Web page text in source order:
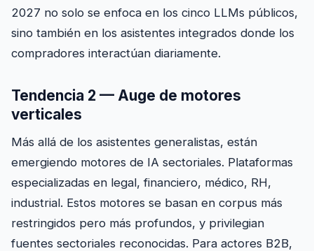
2027 no solo se enfoca en los cinco LLMs públicos,
sino también en los asistentes integrados donde los
compradores interactúan diariamente.
Tendencia 2 — Auge de motores
verticales
Más allá de los asistentes generalistas, están
emergiendo motores de IA sectoriales. Plataformas
especializadas en legal, financiero, médico, RH,
industrial. Estos motores se basan en corpus más
restringidos pero más profundos, y privilegian
fuentes sectoriales reconocidas. Para actores B2B,